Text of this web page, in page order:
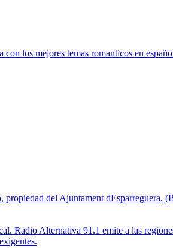
los mejores temas romanticos en
del Ajuntament dEsparreguera,
Radio Alternativa 91.1 emite a las